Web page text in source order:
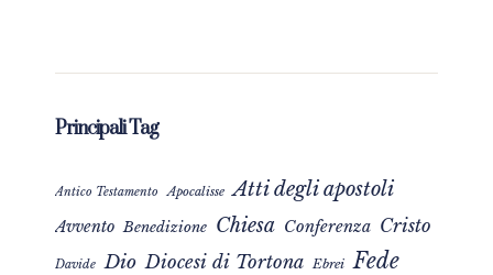
Principali Tag
Antico Testamento Apocalisse Atti degli apostoli
Avvento Benedizione Chiesa Conferenza Cristo
Davide Dio Diocesi di Tortona Ebrei Fede